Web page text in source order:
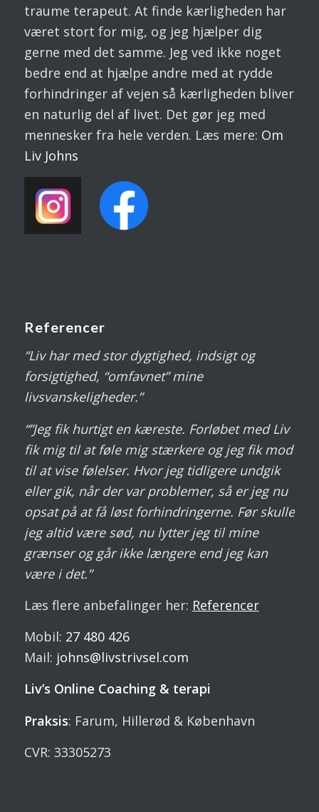
traume terapeut. At finde kærligheden har
været stort for mig, og jeg hjælper dig
gerne med det samme. Jeg ved ikke noget
bedre end at hjælpe andre med at rydde
forhindringer af vejen så kærligheden bliver
en naturlig del af livet. Det gør jeg med
mennesker fra hele verden. Læs mere: Om
Liv Johns
Referencer
“Liv har med stor dygtighed, indsigt og
forsigtighed, “omfavnet” mine
livsvanskeligheder.”
“”Jeg fik hurtigt en kæreste. Forløbet med Liv
fik mig til at føle mig stærkere og jeg fik mod
til at vise følelser. Hvor jeg tidligere undgik
eller gik, når der var problemer, så er jeg nu
opsat på at få løst forhindringerne. Før skulle
jeg altid være sød, nu lytter jeg til mine
grænser og går ikke længere end jeg kan
være i det.”
Læs flere anbefalinger her: Referencer
Mobil: 27 480 426
Mail: johns@livstrivsel.com
Liv’s Online Coaching & terapi
Praksis: Farum, Hillerød & København
CVR: 33305273